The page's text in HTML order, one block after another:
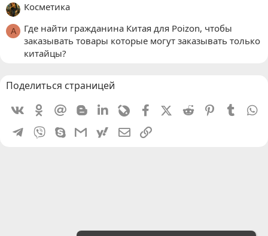
Косметика
A
Где найти гражданина Китая для Poizon, чтобы
заказывать товары которые могут заказывать только
китайцы?
Поделиться страницей
VkontakteOdnoklassniki
Mail.ru BloggerLinkedin
LivejournalFacebookX (Twitter)
Reddit PinterestTumblr
Telegram
Viber SkypeGmailyahoomailЭлектронная почта